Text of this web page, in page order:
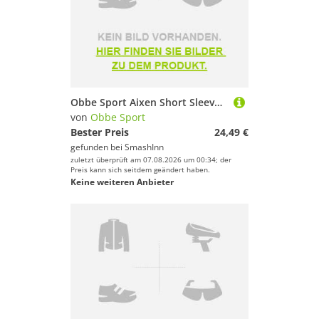
Obbe Sport Aixen Short Sleeve T-shirt Grau XL Mann
von Obbe Sport
Bester Preis
24,49 €
gefunden bei SmashInn
zuletzt überprüft am 07.08.2026 um 00:34; der
Preis kann sich seitdem geändert haben.
Keine weiteren Anbieter